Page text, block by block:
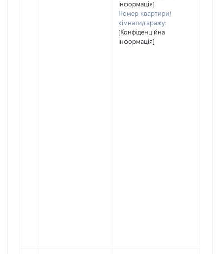
інформація]
Номер квартири/
кімнати/гаражу:
[Конфіденційна
інформація]